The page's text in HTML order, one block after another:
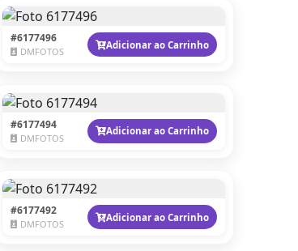
#6177496
DMFOTOS
Adicionar ao Carrinho
#6177494
DMFOTOS
Adicionar ao Carrinho
#6177492
DMFOTOS
Adicionar ao Carrinho